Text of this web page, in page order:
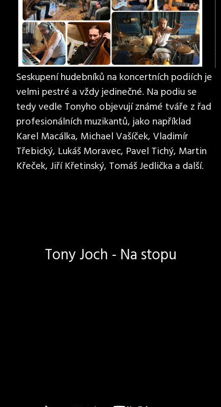
Seskupení hudebníků na koncertních podiích je
velmi pestré a vždy jedinečné. Na podiu se
tedy vedle Tonyho objevují známé tváře z řad
profesionálních muzikantů, jako například
Karel Macálka, Michael Vašíček, Vladimír
Třebický, Lukáš Moravec, Pavel Tichý, Martin
Křeček, Jiří Křetinský, Tomáš Jedlička a další.
Tony Joch - Na stopu